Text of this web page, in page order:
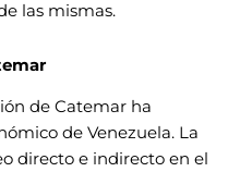
las mismas.
de Catemar ha
de Venezuela. La
directo e indirecto en el